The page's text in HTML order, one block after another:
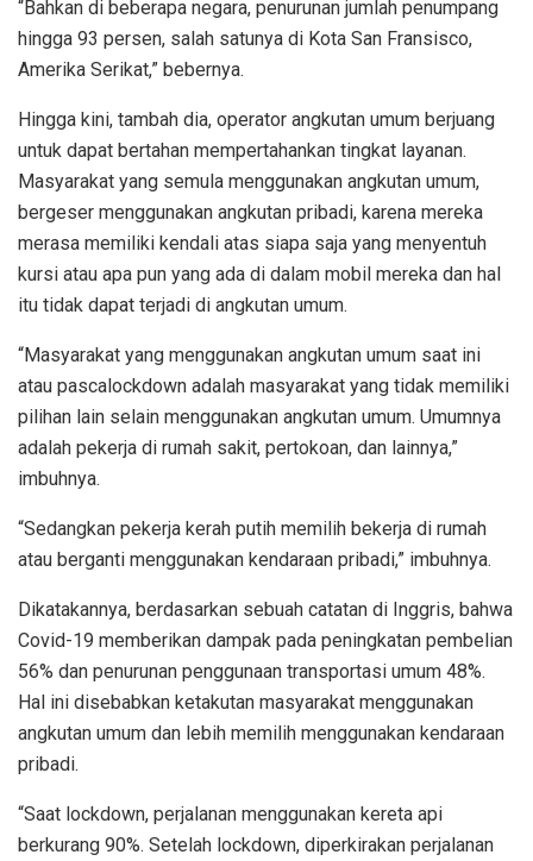
“Bahkan di beberapa negara, penurunan jumlah penumpang
hingga 93 persen, salah satunya di Kota San Fransisco,
Amerika Serikat,” bebernya.
Hingga kini, tambah dia, operator angkutan umum berjuang
untuk dapat bertahan mempertahankan tingkat layanan.
Masyarakat yang semula menggunakan angkutan umum,
bergeser menggunakan angkutan pribadi, karena mereka
merasa memiliki kendali atas siapa saja yang menyentuh
kursi atau apa pun yang ada di dalam mobil mereka dan hal
itu tidak dapat terjadi di angkutan umum.
“Masyarakat yang menggunakan angkutan umum saat ini
atau pascalockdown adalah masyarakat yang tidak memiliki
pilihan lain selain menggunakan angkutan umum. Umumnya
adalah pekerja di rumah sakit, pertokoan, dan lainnya,”
imbuhnya.
“Sedangkan pekerja kerah putih memilih bekerja di rumah
atau berganti menggunakan kendaraan pribadi,” imbuhnya.
Dikatakannya, berdasarkan sebuah catatan di Inggris, bahwa
Covid-19 memberikan dampak pada peningkatan pembelian
56% dan penurunan penggunaan transportasi umum 48%.
Hal ini disebabkan ketakutan masyarakat menggunakan
angkutan umum dan lebih memilih menggunakan kendaraan
pribadi.
“Saat lockdown, perjalanan menggunakan kereta api
berkurang 90%. Setelah lockdown, diperkirakan perjalanan